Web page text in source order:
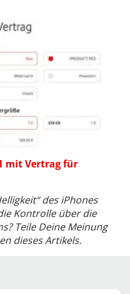
mit Vertrag für
des iPhones
Kontrolle über die
Teile Deine Meinung
dieses Artikels.